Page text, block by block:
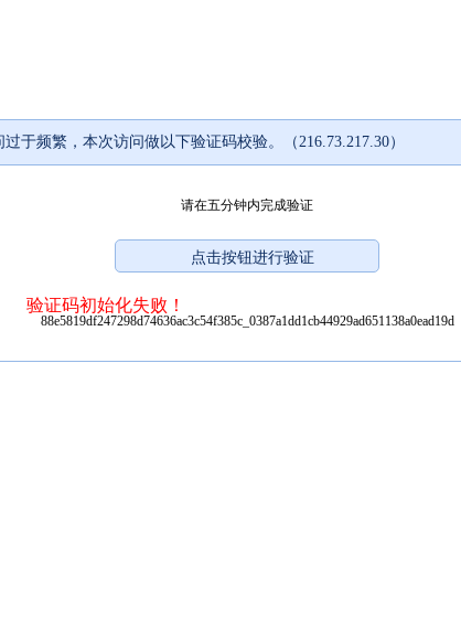
过于频繁，本次访问做以下验证码校验。（216.73.217.30）
请在五分钟内完成验证
验证码初始化失败！
88e5819df247298d74636ac3c54f385c_0387a1dd1cb44929ad651138a0ead19d